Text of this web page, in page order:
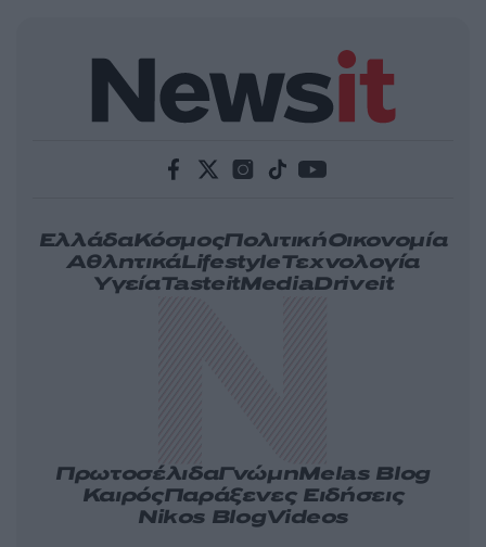
ΕλλάδαΚόσμοςΠολιτικήΟικονομία
ΑθλητικάLifestyleΤεχνολογία
ΥγείαTasteitMediaDriveit
ΠρωτοσέλιδαΓνώμηMelas Blog
ΚαιρόςΠαράξενες Ειδήσεις
Nikos BlogVideos